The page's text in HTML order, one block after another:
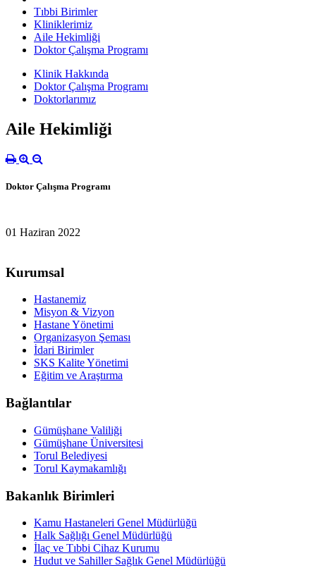
Tıbbi Birimler
Kliniklerimiz
Aile Hekimliği
Doktor Çalışma Programı
Klinik Hakkında
Doktor Çalışma Programı
Doktorlarımız
Aile Hekimliği
Doktor Çalışma Programı
01 Haziran 2022
Kurumsal
Hastanemiz
Misyon & Vizyon
Hastane Yönetimi
Organizasyon Şeması
İdari Birimler
SKS Kalite Yönetimi
Eğitim ve Araştırma
Bağlantılar
Gümüşhane Valiliği
Gümüşhane Üniversitesi
Torul Belediyesi
Torul Kaymakamlığı
Bakanlık Birimleri
Kamu Hastaneleri Genel Müdürlüğü
Halk Sağlığı Genel Müdürlüğü
İlaç ve Tıbbi Cihaz Kurumu
Hudut ve Sahiller Sağlık Genel Müdürlüğü